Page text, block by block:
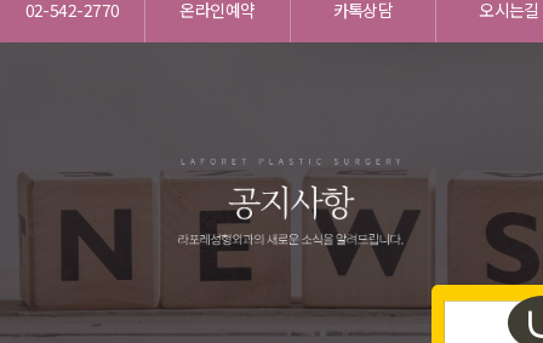
02-542-2770 온라인예약 카톡상담 오시는길